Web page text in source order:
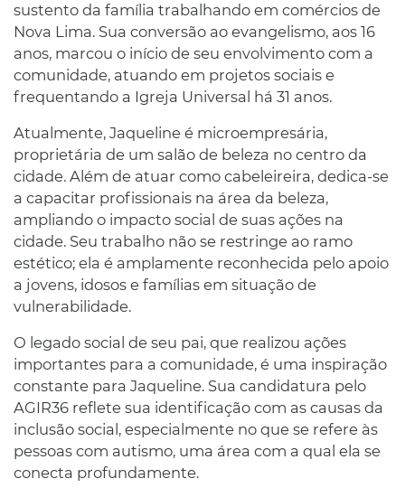
sustento da família trabalhando em comércios de
Nova Lima. Sua conversão ao evangelismo, aos 16
anos, marcou o início de seu envolvimento com a
comunidade, atuando em projetos sociais e
frequentando a Igreja Universal há 31 anos.
Atualmente, Jaqueline é microempresária,
proprietária de um salão de beleza no centro da
cidade. Além de atuar como cabeleireira, dedica-se
a capacitar profissionais na área da beleza,
ampliando o impacto social de suas ações na
cidade. Seu trabalho não se restringe ao ramo
estético; ela é amplamente reconhecida pelo apoio
a jovens, idosos e famílias em situação de
vulnerabilidade.
O legado social de seu pai, que realizou ações
importantes para a comunidade, é uma inspiração
constante para Jaqueline. Sua candidatura pelo
AGIR36 reflete sua identificação com as causas da
inclusão social, especialmente no que se refere às
pessoas com autismo, uma área com a qual ela se
conecta profundamente.